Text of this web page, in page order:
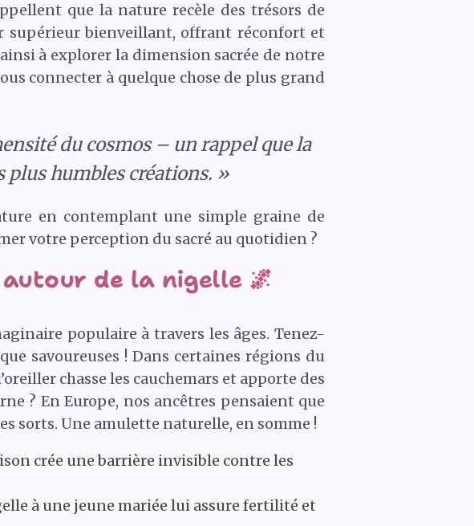
que la nature recèle des trésors de
supérieur bienveillant, offrant réconfort et
à explorer la dimension sacrée de notre
connecter à quelque chose de plus grand
du cosmos – un rappel que la
plus humbles créations. »
en contemplant une simple graine de
votre perception du sacré au quotidien ?
de la nigelle 🌌
populaire à travers les âges. Tenez-
savoureuses ! Dans certaines régions du
chasse les cauchemars et apporte des
? En Europe, nos ancêtres pensaient que
sorts. Une amulette naturelle, en somme !
crée une barrière invisible contre les
à une jeune mariée lui assure fertilité et